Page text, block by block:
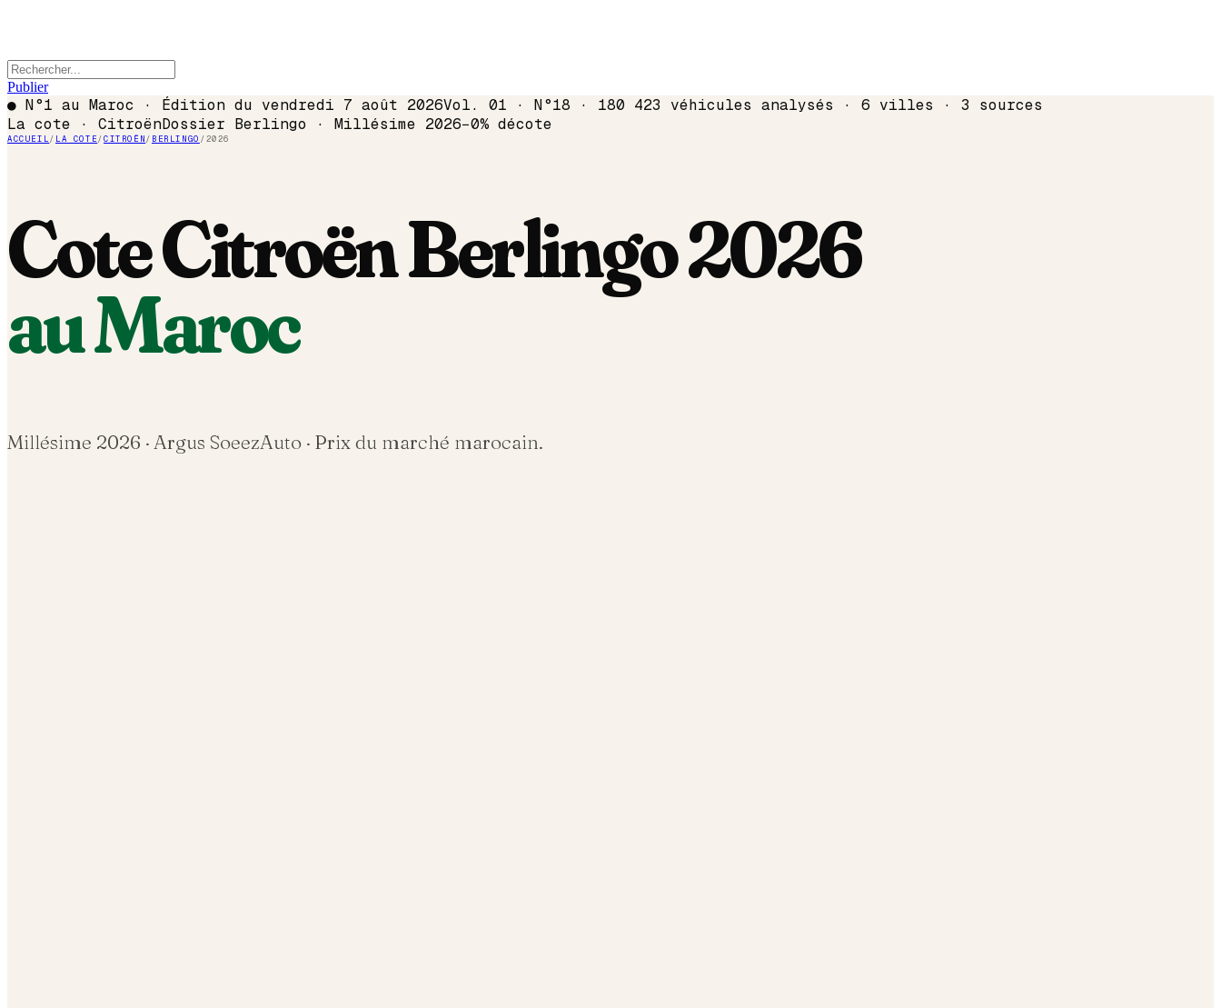
Publier
● N°1 au Maroc · Édition du vendredi 7 août 2026Vol. 01 · N°18 · 180 423 véhicules analysés · 6 villes · 3 sources
La cote · CitroënDossier Berlingo · Millésime 2026−0% décote
ACCUEIL/ LA COTE/CITROËN/ BERLINGO /2026
CoteCitroënBerlingo2026
au Maroc
Millésime 2026 · Argus SoeezAuto · Prix du marché marocain.